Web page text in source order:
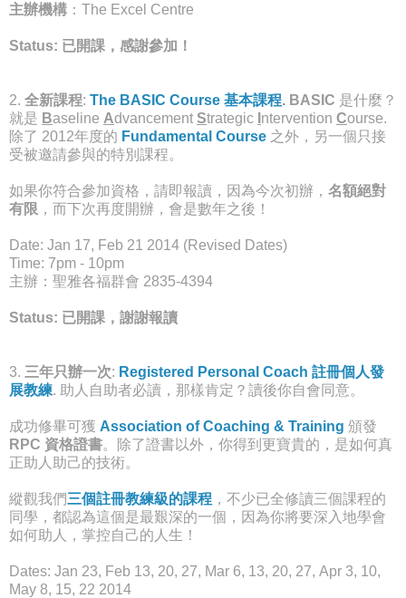
主辦機構 ：The Excel Centre
Status: 已開課，感謝參加！
2. 全新課程: The BASIC Course 基本課程. BASIC 是什麼？
就是 Baseline Advancement Strategic ntervention Course.
除了 2012年度的 Fundamental Course 之外，另一個只接
受被邀請參與的特別課程。
如果你符合參加資格，請即報讀，因為今次初辦， 名額絕對
有限 ，而下次再度開辦，會是數年之後！
Date: Jan 17, Feb 21 2014 (Revised Dates)
Time: 7pm - 10pm
主辦：聖雅各福群會 2835-4394
Status: 已開課，謝謝報讀
3. 三年只辦一次: Registered Personal Coach 註冊個人發
展教練. 助人自助者必讀，那樣肯定？讀後你自會同意。
成功修畢可獲 Association of Coaching & Training 頒發
RPC 資格證書。除了證書以外，你得到更寶貴的，是如何真
正助人助己的技術。
縱觀我們三個註冊教練級的課程 ，不少已全修讀三個課程的
同學，都認為這個是最艱深的一個 ，因為你將要深入地學會
如何助人，掌控自己的人生！
Dates: Jan 23, Feb 13, 20, 27, Mar 6, 13, 20, 27, Apr 3, 10,
May 8, 15, 22 2014